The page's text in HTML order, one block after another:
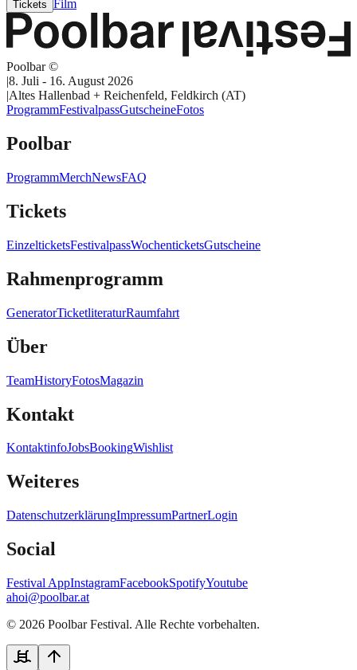
Tickets Film
Poolbar ©
|8. Juli - 16. August 2026
|Altes Hallenbad + Reichenfeld, Feldkirch (AT)
ProgrammFestivalpassGutscheineFotos
Poolbar
ProgrammMerchNewsFAQ
Tickets
EinzelticketsFestivalpassWochenticketsGutscheine
Rahmenprogramm
GeneratorTicketliteraturRaumfahrt
Über
TeamHistoryFotosMagazin
Kontakt
KontaktinfoJobsBookingWishlist
Weiteres
DatenschutzerklärungImpressumPartnerLogin
Social
Festival AppInstagramFacebookSpotifyYoutube
ahoi@poolbar.at
© 2026 Poolbar Festival. Alle Rechte vorbehalten.